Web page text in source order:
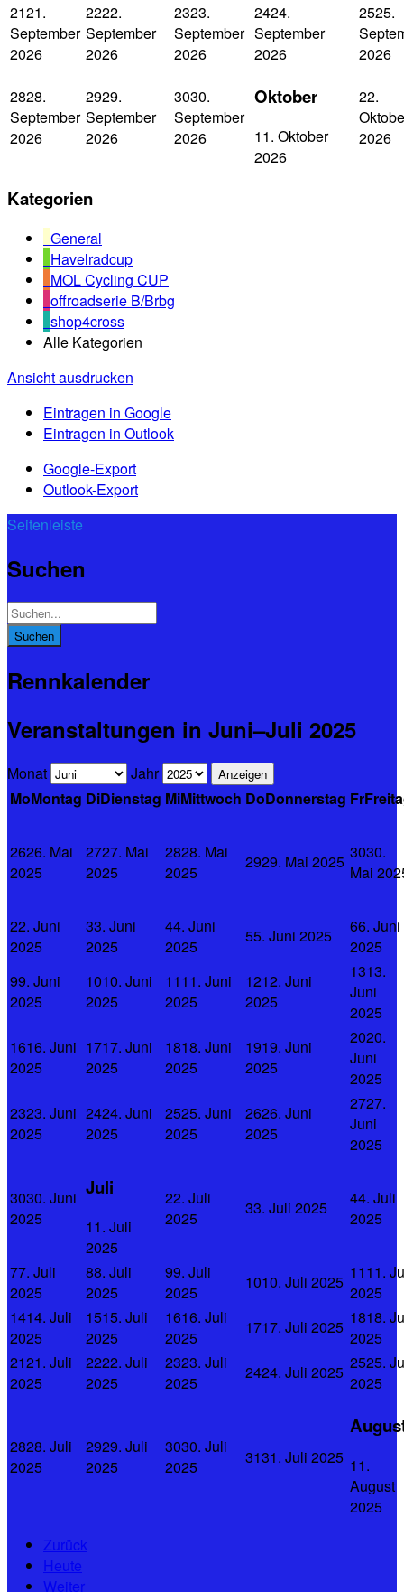
2121.
September
2026
2222.
September
2026
2323.
September
2026
2424.
September
2026
2525.
2026
2828.
September
2026
2929.
September
2026
3030.
September
2026
Oktober
11. Oktober
2026
22.
2026
Kategorien
General
Havelradcup
MOL Cycling CUP
offroadserie B/Brbg
shop4cross
Alle Kategorien
Ansichtausdrucken
Eintragen in Google
Eintragen in Outlook
Google-Export
Outlook-Export
Seitenleiste
Suchen
Rennkalender
Veranstaltungen in Juni–Juli 2025
Monat
Jahr
MoMontag DiDienstag MiMittwoch DoDonnerstag Fr
2626. Mai
2025
2727. Mai
2025
2828. Mai
2025
2929. Mai 2025 3030.
Mai
22. Juni
2025
33. Juni
2025
44. Juni
2025
55. Juni 2025 66. Juni
2025
99. Juni
2025
1010. Juni
2025
1111. Juni
2025
1212. Juni
2025
1313.
Juni
2025
1616. Juni
2025
1717. Juni
2025
1818. Juni
2025
1919. Juni
2025
2020.
Juni
2025
2323. Juni
2025
2424. Juni
2025
2525. Juni
2025
2626. Juni
2025
2727.
Juni
2025
3030. Juni
2025
Juli
11. Juli
2025
22. Juli
2025
33. Juli 2025 44. Juli
2025
77. Juli
2025
88. Juli
2025
99. Juli
2025
1010. Juli 2025 1111.
2025
1414. Juli
2025
1515. Juli
2025
1616. Juli
2025
1717. Juli 2025 1818.
2025
2121. Juli
2025
2222. Juli
2025
2323. Juli
2025
2424. Juli 2025 2525.
2025
2828. Juli
2025
2929. Juli
2025
3030. Juli
2025
3131. Juli 2025 11.
August
2025
Zurück
Heute
Weiter